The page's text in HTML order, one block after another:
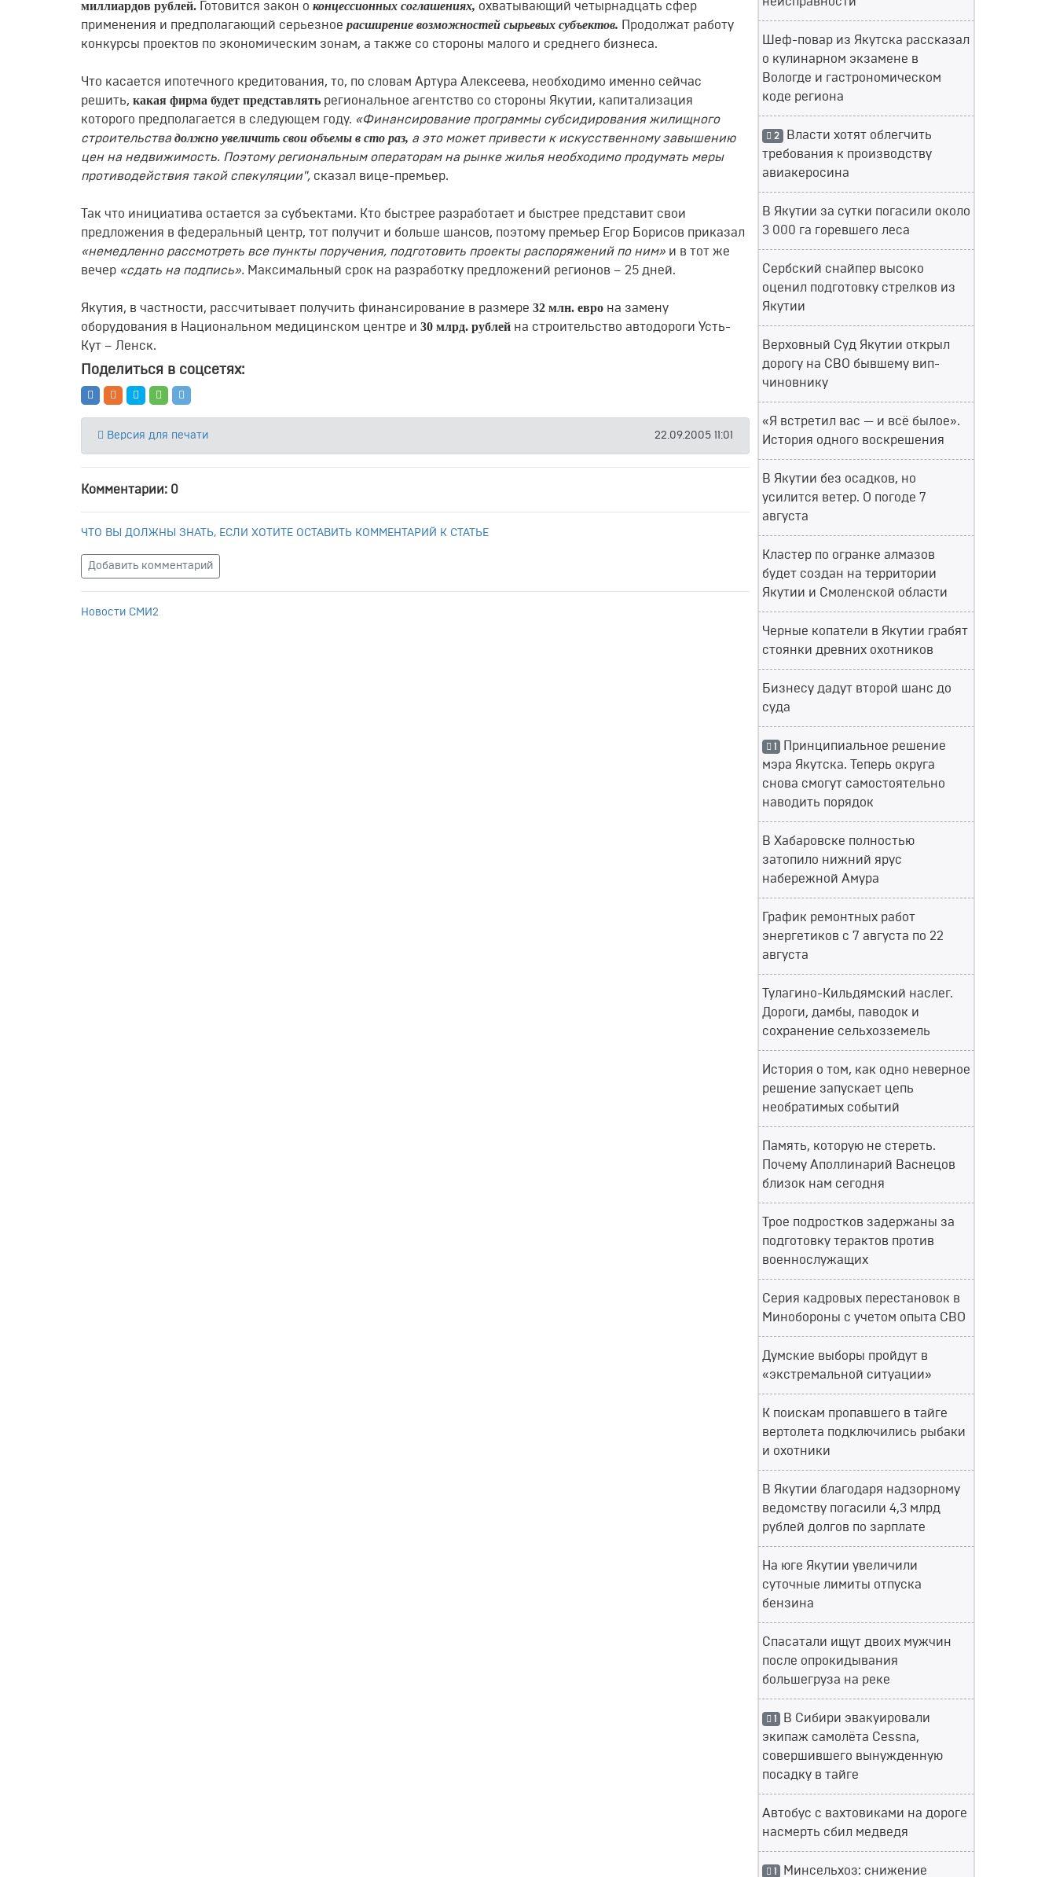
миллиардов рублей.
Готовится закон о концессионных соглашениях, охватывающий четырнадцать сфер
применения и предполагающий серьезное расширение возможностей сырьевых субъектов.
Продолжат работу
конкурсы проектов по экономическим зонам, а также со стороны малого и среднего бизнеса.
Что касается ипотечного кредитования, то, по словам Артура Алексеева, необходимо именно сейчас
решить, какая фирма будет представлять региональное агентство со стороны Якутии, капитализация
которого предполагается в следующем году. «Финансирование программы субсидирования жилищного
строительства должно увеличить свои объемы в сто раз, а это может привести к искусственному завышению
цен на недвижимость. Поэтому региональным операторам на рынке жилья необходимо продумать меры
противодействия такой спекуляции", сказал вице-премьер.
Так что инициатива остается за субъектами. Кто быстрее разработает и быстрее представит свои
предложения в федеральный центр, тот получит и больше шансов, поэтому премьер Егор Борисов приказал
«немедленно рассмотреть все пункты поручения, подготовить проекты распоряжений по ним» и в тот же
вечер «сдать на подпись». Максимальный срок на разработку предложений регионов – 25 дней.
Якутия, в частности, рассчитывает получить финансирование в размере 32 млн. евро на замену
оборудования в Национальном медицинском центре и 30 млрд. рублей на строительство автодороги Усть-
Кут – Ленск.
Поделиться в соцсетях:
Версия для печати 22.09.2005 11:01
Комментарии: 0
ЧТО ВЫ ДОЛЖНЫ ЗНАТЬ, ЕСЛИ ХОТИТЕ ОСТАВИТЬ КОММЕНТАРИЙ К СТАТЬЕ
Добавить комментарий
Новости СМИ2
Шеф-повар из Якутска рассказал
о кулинарном экзамене в
Вологде и гастрономическом
коде региона
2 Власти хотят облегчить
требования к производству
авиакеросина
В Якутии за сутки погасили около
3 000 га горевшего леса
Сербский снайпер высоко
оценил подготовку стрелков из
Якутии
Верховный Суд Якутии открыл
дорогу на СВО бывшему вип-
чиновнику
«Я встретил вас — и всё былое».
История одного воскрешения
В Якутии без осадков, но
усилится ветер. О погоде 7
августа
Кластер по огранке алмазов
будет создан на территории
Якутии и Смоленской области
Черные копатели в Якутии грабят
стоянки древних охотников
Бизнесу дадут второй шанс до
суда
1 Принципиальное решение
мэра Якутска. Теперь округа
снова смогут самостоятельно
наводить порядок
В Хабаровске полностью
затопило нижний ярус
набережной Амура
График ремонтных работ
энергетиков с 7 августа по 22
августа
Тулагино-Кильдямский наслег.
Дороги, дамбы, паводок и
сохранение сельхозземель
История о том, как одно неверное
решение запускает цепь
необратимых событий
Память, которую не стереть.
Почему Аполлинарий Васнецов
близок нам сегодня
Трое подростков задержаны за
подготовку терактов против
военнослужащих
Серия кадровых перестановок в
Минобороны с учетом опыта СВО
Думские выборы пройдут в
«экстремальной ситуации»
К поискам пропавшего в тайге
вертолета подключились рыбаки
и охотники
В Якутии благодаря надзорному
ведомству погасили 4,3 млрд
рублей долгов по зарплате
На юге Якутии увеличили
суточные лимиты отпуска
бензина
Спасатали ищут двоих мужчин
после опрокидывания
большегруза на реке
1 В Сибири эвакуировали
экипаж самолёта Cessna,
совершившего вынужденную
посадку в тайге
Автобус с вахтовиками на дороге
насмерть сбил медведя
1 Минсельхоз: снижение